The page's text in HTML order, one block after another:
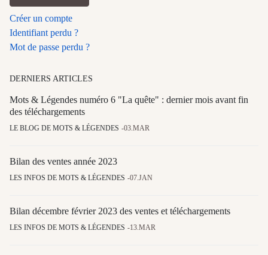
Créer un compte
Identifiant perdu ?
Mot de passe perdu ?
DERNIERS ARTICLES
Mots & Légendes numéro 6 "La quête" : dernier mois avant fin
des téléchargements
LE BLOG DE MOTS & LÉGENDES 03.MAR
Bilan des ventes année 2023
LES INFOS DE MOTS & LÉGENDES 07.JAN
Bilan décembre février 2023 des ventes et téléchargements
LES INFOS DE MOTS & LÉGENDES 13.MAR